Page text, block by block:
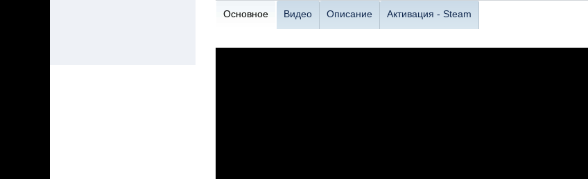
Основное Видео Описание Активация - Steam